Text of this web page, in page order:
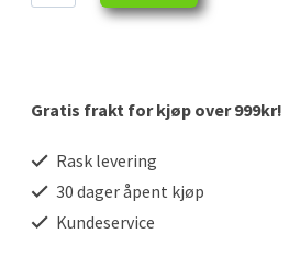
antall
Gratis frakt for kjøp over 999kr!
Rask levering
30 dager åpent kjøp
Kundeservice